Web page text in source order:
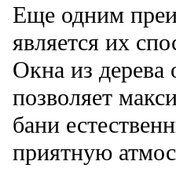
Еще одним
является их
Окна из дерева
позволяет
бани
приятную